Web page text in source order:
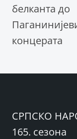
белканта до
концерата
СРПСКО
165. сезона